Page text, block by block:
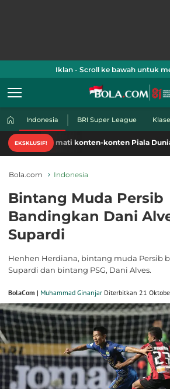
Iklan - Scroll ke bawah untuk
Indonesia BRI Super League
EKSKLUSIF!
Nikmati konten-konten Piala Dunia 2026
Bola.com Indonesia
Bintang Muda Persib
Bandingkan Dani
Supardi
Henhen Herdiana, bintang muda Persib
Supardi dan bintang PSG, Dani Alves.
BolaCom | Muhammad Ginanjar Diterbitkan 21